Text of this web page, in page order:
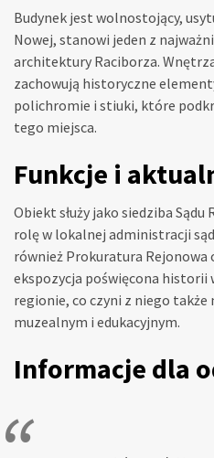
Budynek jest wolnostojący,
Nowej, stanowi jeden z
architektury Raciborza.
zachowują historyczne
polichromie i stiuki, które
tego miejsca.
Funkcje i
Obiekt służy jako siedziba Sądu
rolę w lokalnej administracji
również Prokuratura Rejonowa
ekspozycja poświęcona historii
regionie, co czyni z niego także
muzealnym i edukacyjnym.
Informacje dla